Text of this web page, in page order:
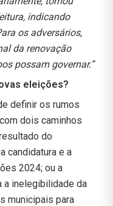
indicando
os adversários,
da renovação
possam governar.”
eleições?
definir os rumos
dois caminhos
do
candidatura e a
2024; ou a
a inelegibilidade da
municipais para